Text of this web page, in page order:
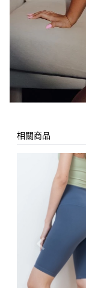
相關商品